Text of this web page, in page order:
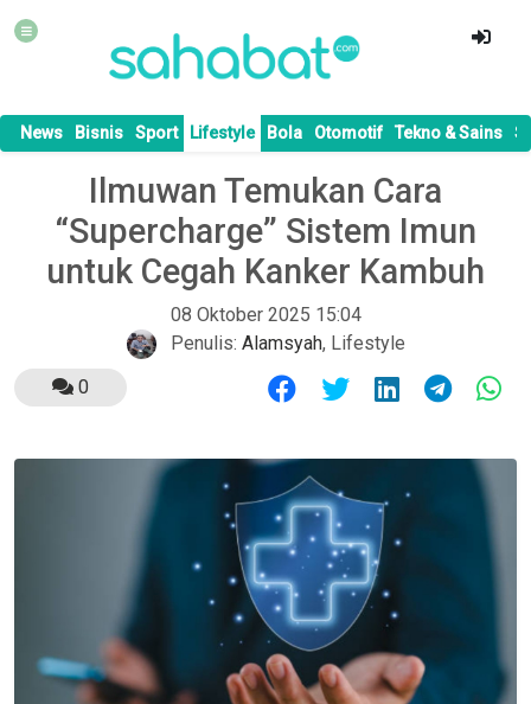
News Bisnis Sport Lifestyle Bola Otomotif Tekno & Sains
Ilmuwan Temukan Cara
“Supercharge” Sistem Imun
untuk Cegah Kanker Kambuh
08 Oktober 2025 15:04
Penulis: Alamsyah, Lifestyle
0